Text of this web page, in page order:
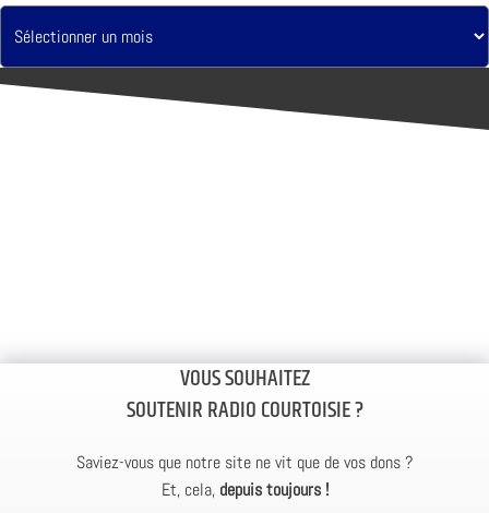
VOUS SOUHAITEZ
SOUTENIR RADIO COURTOISIE ?
Saviez-vous que notre site ne vit que de vos dons ?
Et, cela, depuis toujours !